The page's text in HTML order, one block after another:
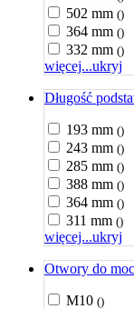
502 mm ()
364 mm ()
332 mm ()
więcej...ukryj
Długość
193 mm ()
243 mm ()
285 mm ()
388 mm ()
364 mm ()
311 mm ()
więcej...ukryj
Otwory do
M10 ()